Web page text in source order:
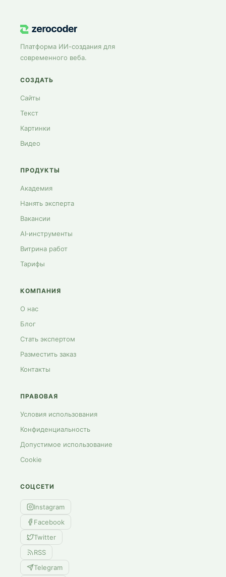
Платформа ИИ-создания для
современного веба.
СОЗДАТЬ
Сайты
Текст
Картинки
Видео
ПРОДУКТЫ
Академия
Нанять эксперта
Вакансии
AI‑инструменты
Витрина работ
Тарифы
КОМПАНИЯ
О нас
Блог
Стать экспертом
Разместить заказ
Контакты
ПРАВОВАЯ
Условия использования
Конфиденциальность
Допустимое использование
Cookie
СОЦСЕТИ
Instagram
Facebook
Twitter
RSS
Telegram